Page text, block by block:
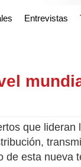
Entrevistas
que lideran
de esta nueva